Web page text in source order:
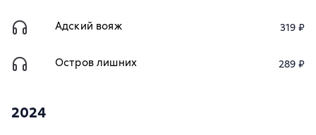
Адский вояж 319 ₽
Остров лишних 289 ₽
2024